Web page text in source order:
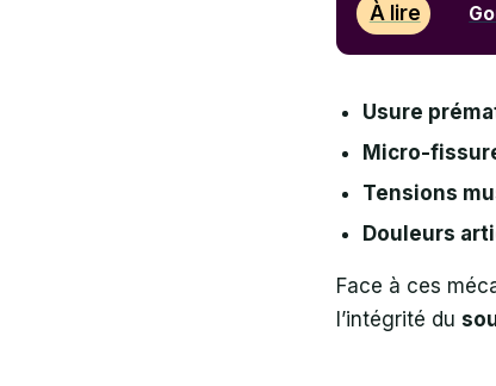
À lire
Usure
Micro-
Tensions
Douleurs
Face à ces
l’intégrité du